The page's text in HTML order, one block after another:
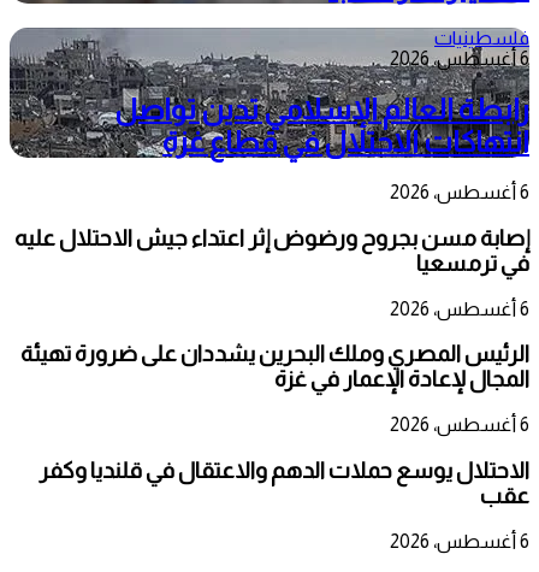
فلسطينيات
6 أغسطس، 2026
رابطة العالم الإسلامي تدين تواصل
انتهاكات الاحتلال في قطاع غزة
6 أغسطس، 2026
إصابة مسن بجروح ورضوض إثر اعتداء جيش الاحتلال عليه
في ترمسعيا
6 أغسطس، 2026
الرئيس المصري وملك البحرين يشددان على ضرورة تهيئة
المجال لإعادة الإعمار في غزة
6 أغسطس، 2026
الاحتلال يوسع حملات الدهم والاعتقال في قلنديا وكفر
عقب
6 أغسطس، 2026